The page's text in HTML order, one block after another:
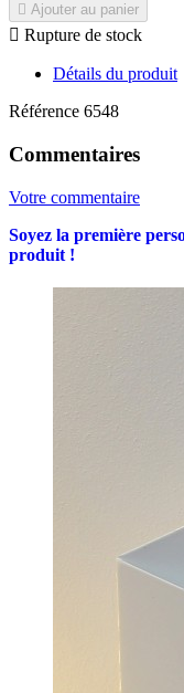
 Ajouter au panier
 Rupture de stock
Détails du produit
Référence 6548
Commentaires
Votre commentaire
Soyez la première
produit !